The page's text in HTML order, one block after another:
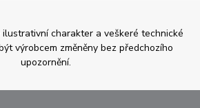
charakter a veškeré technické
výrobcem změněny bez předchozího
upozornění.